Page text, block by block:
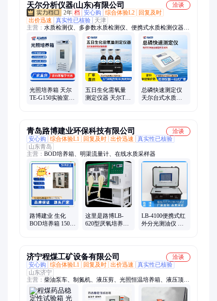
天尔分析仪器(山东)有限公司
洽谈
2年 档 安心购 综合体验L2
回复及时
出价迅速
真实性已核验
天津
主营： 水质检测仪、多参数水质检测仪、便携式水质检测仪器、
光照培养箱、水质测定仪、水质分析仪、氨氮检测仪、总磷总氮
测定仪、电导率检测仪、实验室污水检测仪器、多参数水质测定
仪、多参数水质分析仪、便携式溶解氧检测测定仪、悬浮物检测
仪、便携式多参数水质检测仪、便携式多参数水质分析仪、COD
快速检测仪、cod测定仪、余氯检测分析仪、浊度检测仪、红外
测油仪、BOD测定仪、饮用水水质检测仪、水质在线监测仪、蓝
绿藻叶绿素测定仪、水质检测箱
光照培养箱 天尔
TE-G150实验室恒
五日生化需氧量
测定仪器 天尔TE-
总磷快速测定仪
天尔台式水质总
青岛路博建业环保科技有限公司
洽谈
安心购
综合体验L1 回复及时 出价迅速
真实性已核验
山东青岛
主营： BOD培养箱、明渠流量计、在线水质采样器
路博建业 生化
BOD培养箱 150L
这里是路博LB-
620型厌氧培养箱
LB-4100便携式红
外分光测油仪 分
济宁程煤工矿设备有限公司
洽谈
安心购
综合体验L1 回复及时 出价迅速
真实性已核验
山东济宁
主营： 柴油泵车、制氮机、液压剪、光照恒温培养箱、液压顶管
机、玻璃吸盘、焊网机、生物质燃烧机、扫地车、划线机、渣浆
泵、打桩机、智能张拉设备、劈裂机、板换夹紧器、铣挖机、护